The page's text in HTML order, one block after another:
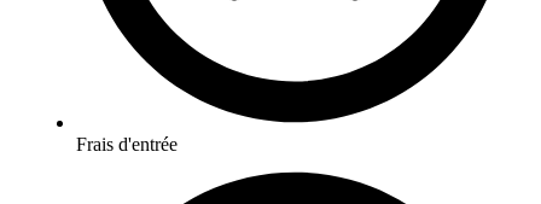
Frais d'entrée